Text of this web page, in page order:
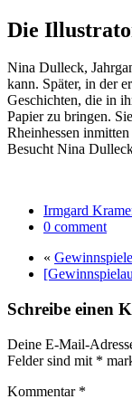
Die
Nina Dulleck,
kann. Später, in der
Geschichten, die in
Papier zu bringen.
Rheinhessen
Besucht Nina
Irmgard
0 comment
«
Schreibe einen
Deine E-Mail-
Felder sind mit *
Kommentar *